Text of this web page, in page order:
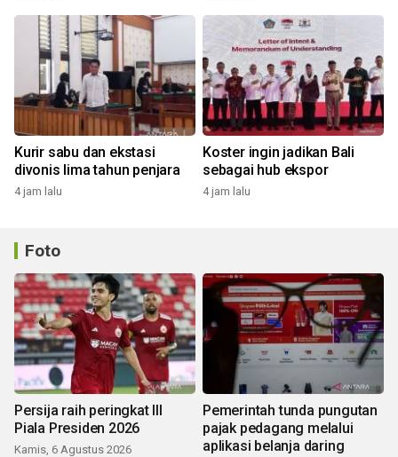
Kurir sabu dan ekstasi
divonis lima tahun penjara
4 jam lalu
Koster ingin jadikan Bali
sebagai hub ekspor
4 jam lalu
Foto
Persija raih peringkat III
Piala Presiden 2026
Kamis, 6 Agustus 2026
Pemerintah tunda pungutan
pajak pedagang melalui
aplikasi belanja daring